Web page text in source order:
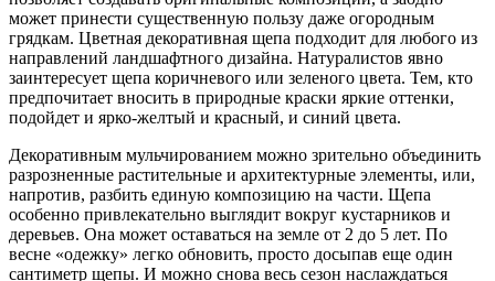
может принести существенную пользу даже огородным
грядкам. Цветная декоративная щепа подходит для любого из
направлений ландшафтного дизайна. Натуралистов явно
заинтересует щепа коричневого или зеленого цвета. Тем, кто
предпочитает вносить в природные краски яркие оттенки,
подойдет и ярко-желтый и красный, и синий цвета.
Декоративным мульчированием можно зрительно объединить
разрозненные растительные и архитектурные элементы, или,
напротив, разбить единую композицию на части. Щепа
особенно привлекательно выглядит вокруг кустарников и
деревьев. Она может оставаться на земле от 2 до 5 лет. По
весне «одежку» легко обновить, просто досыпав еще один
сантиметр щепы. И можно снова весь сезон наслаждаться